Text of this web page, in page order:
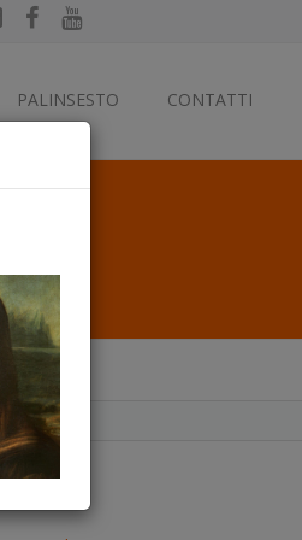
PALINSESTO CONTATTI